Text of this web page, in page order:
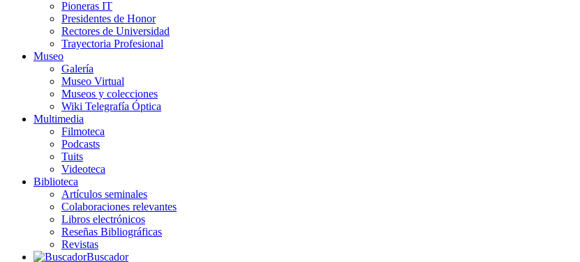
Pioneras IT
Presidentes de Honor
Rectores de Universidad
Trayectoria Profesional
Museo
Galería
Museo Virtual
Museos y colecciones
Wiki Telegrafía Óptica
Multimedia
Filmoteca
Podcasts
Tuits
Videoteca
Biblioteca
Artículos seminales
Colaboraciones relevantes
Libros electrónicos
Reseñas Bibliográficas
Revistas
Buscador